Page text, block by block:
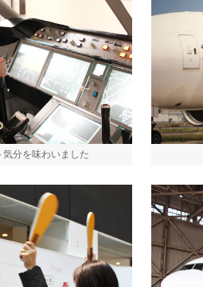
分を味わいました